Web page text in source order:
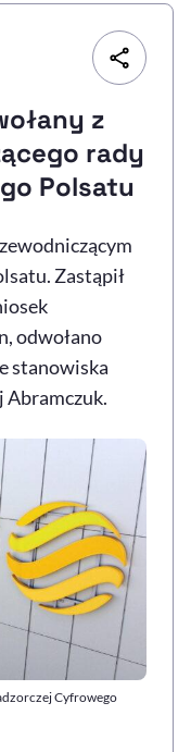
, otwiera się w nowym
oknie
problem
, otwiera się w
z
rady
Polsatu
Zastąpił
odwołano
stanowiska
Abramczuk.
Cyfrowego